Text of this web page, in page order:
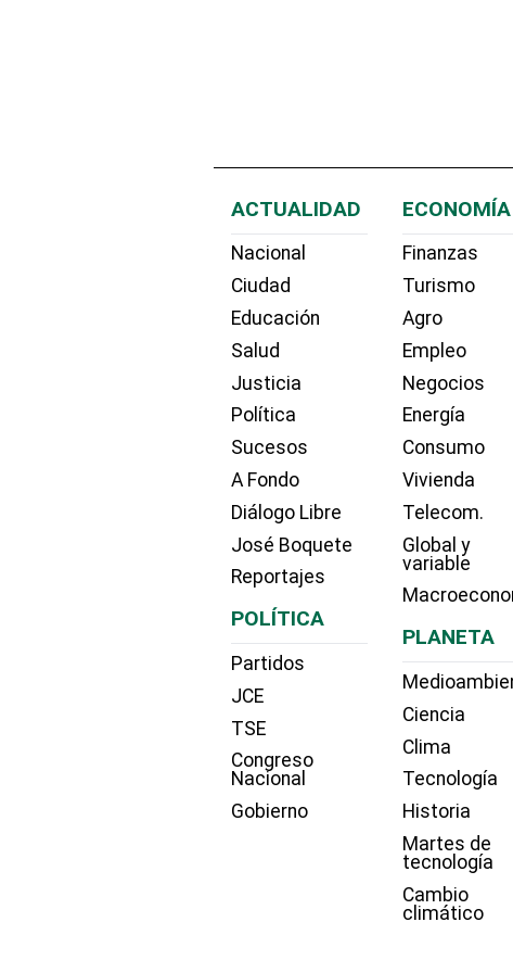
ACTUALIDAD
Nacional
Ciudad
Educación
Salud
Justicia
Política
Sucesos
A Fondo
Diálogo Libre
José Boquete
Reportajes
POLÍTICA
Partidos
JCE
TSE
Congreso
Nacional
Gobierno
ECONOMÍA
Finanzas
Turismo
Agro
Empleo
Negocios
Energía
Consumo
Vivienda
Telecom.
Global y
variable
PLANETA
Ciencia
Clima
Tecnología
Historia
Martes de
tecnología
Cambio
climático